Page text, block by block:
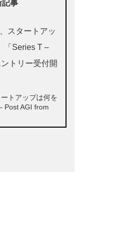
記事
トアップは何を
Post AGI from